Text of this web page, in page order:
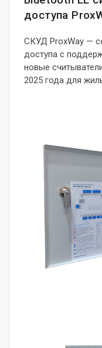
доступа
СКУД ProxWay —
доступа с
новые
2025 года для